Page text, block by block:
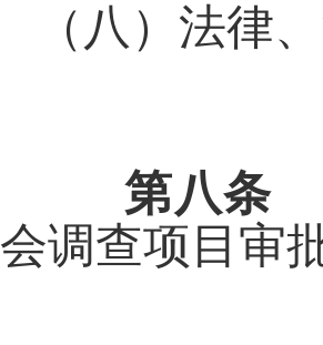
（八）法律
第八条
会调查项目审